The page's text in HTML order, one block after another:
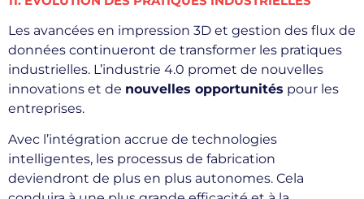
Les avancées en impression 3D et gestion des flux de
données continueront de transformer les pratiques
industrielles. L’industrie 4.0 promet de nouvelles
innovations et de nouvelles opportunités pour les
entreprises.
Avec l’intégration accrue de technologies
intelligentes, les processus de fabrication
deviendront de plus en plus autonomes. Cela